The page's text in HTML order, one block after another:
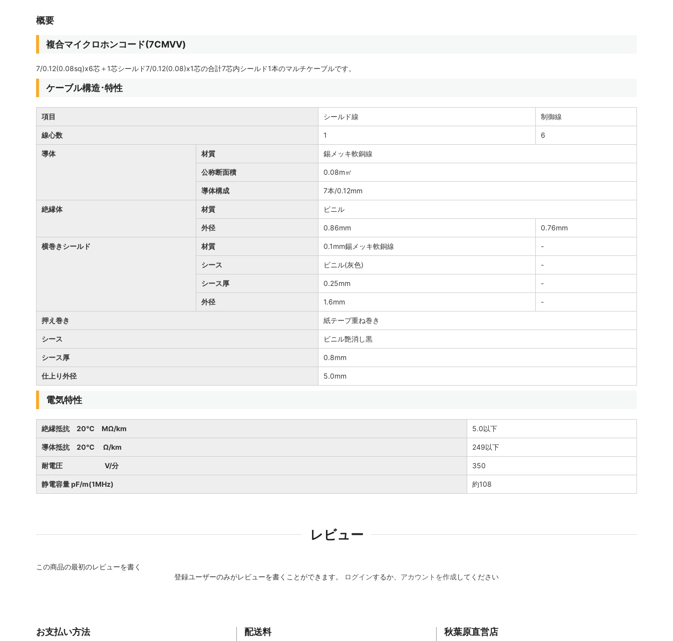
概要
複合マイクロホンコード(7CMVV)
7/0.12(0.08sq)x6芯＋1芯シールド7/0.12(0.08)x1芯の合計7芯内シールド1本のマルチケーブルです。
ケーブル構造･特性
項目 シールド線 制御線
線心数 1 6
導体 材質 錫メッキ軟銅線
公称断面積 0.08m㎡
導体構成 7本/0.12mm
絶縁体 材質 ビニル
外径 0.86mm 0.76mm
横巻きシールド 材質 0.1mm錫メッキ軟銅線 -
シース ビニル(灰色) -
シース厚 0.25mm -
外径 1.6mm -
押え巻き 紙テープ重ね巻き
シース ビニル艶消し黒
シース厚 0.8mm
仕上り外径 5.0mm
電気特性
絶縁抵抗 20℃ MΩ/km 5.0以下
導体抵抗 20℃ Ω/km 249以下
耐電圧 V/分 350
静電容量 pF/m(1MHz) 約108
レビュー
この商品の最初のレビューを書く
登録ユーザーのみがレビューを書くことができます。
ログインするか、 アカウントを作成してください
お支払い方法 配送料 秋葉原直営店